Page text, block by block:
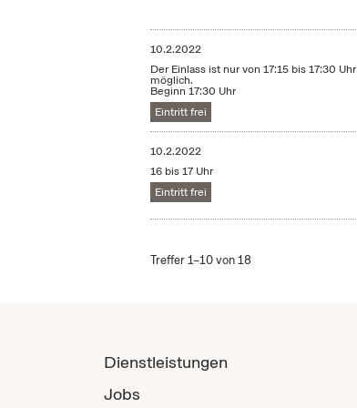
10.2.2022
Der Einlass ist nur von 17:15 bis 17:30 Uhr
möglich.
Beginn 17:30 Uhr
Eintritt frei
10.2.2022
16 bis 17 Uhr
Eintritt frei
Treffer 1–10 von 18
Dienstleistungen
Jobs